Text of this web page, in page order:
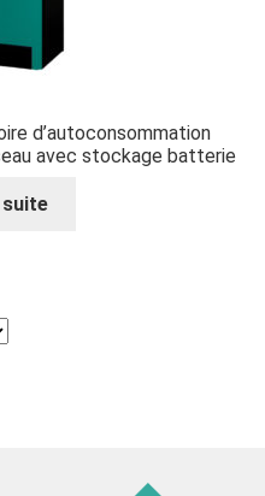
d’autoconsommation
avec stockage batterie
suite